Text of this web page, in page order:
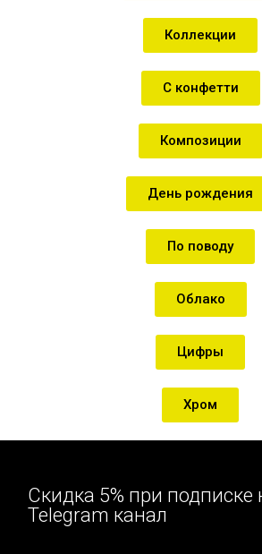
Коллекции
С конфетти
Композиции
День рождения
По поводу
Облако
Цифры
Хром
Скидка 5% при подписке
Telegram канал